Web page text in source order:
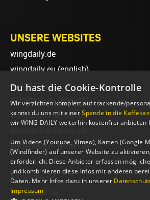
UNSERE WEBSITES
wingdaily.de
wingdaily.eu(english)
dailydose.de
dailydose.eu (english)
wingsurfen-lernen.de
wellenreiten-lernen.de
sup-basics.de
foilsurfen.de
ski-basics.de
Du hast die Cookie-Kontrolle
Wir verzichten komplett auf trackende/
kannst du uns mit einerSpende in die
wir WING DAILY weiterhin kostenfrei anbieten
Um Videos (Youtube, Vimeo), Karten (Google
(Windfinder) auf unserer Website zu
erforderlich. Diese Anbieter erfassen
und kombinieren diese Infos mit anderen
Daten. Mehr Infos dazu in unserer
Impressum